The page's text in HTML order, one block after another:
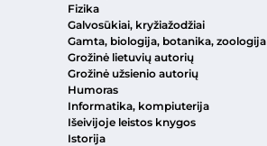
Fizika
Galvosūkiai, kryžiažodžiai
Gamta, biologija, botanika, zoologija
Grožinė lietuvių autorių
Grožinė užsienio autorių
Humoras
Informatika, kompiuterija
Išeivijoje leistos knygos
Istorija